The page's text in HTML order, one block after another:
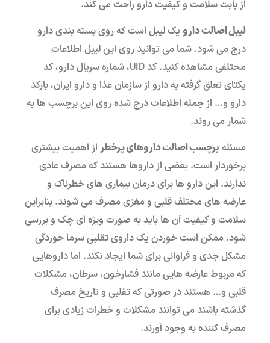
از بابت سلامت و کیفیت دارو راحت می کند.
لیبل اصالت دارو یک لیبل است که روی بسته بندی دارو
درج می شود. شما می توانید روی این لیبل اطلاعات
مختلفی مشاهده کنید. کد UID، شماره سریال دارو، کد
یکتای تعلق گرفته به دارو از سازمان غذا و دارو ایران، بارکد
دارو و… از جمله اطلاعات درج شده روی این برچسب ها به
شمار می روند.
مسئله برچسب اصالت داروهای پرخطر از اهمیت بیشتری
برخوردار است. بعضی از داروها هستند که مصرف عادی
ندارند. این دارو ها برای درمان بیماری های خطرناک و
عارضه های مختلف قلبی و مغزی مصرف می شوند. بنابراین
سلامت و کیفیت آن ها باید به صورت ویژه ای چک و بررسی
شود. ممکن است خوردن یک داروی تقلبی سرما خوردگی
مشکل جدی و فراوانی برای شما ایجاد نکند. اما داروهایی
که مربوط عارضه هایی مانند فشارخون، سرطان، مشکلات
قلبی و… هستند در صورتی که تقلبی و تاریخ مصرف
گذشته باشند می توانند مشکلات و خطرات زیادی برای
مصرف کننده به وجود آورند.